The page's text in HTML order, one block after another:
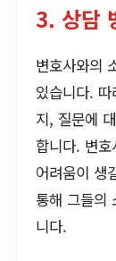
3. 상담
변호사와의
있습니다.
지, 질문에
합니다. 변
어려움이 생
통해 그들의
니다.